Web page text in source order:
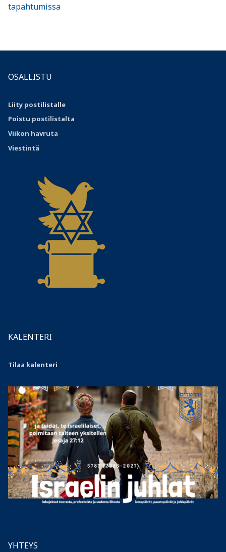
tapahtumissa
OSALLISTU
Liity postilistalle
Poistu postilistalta
Viikon havruta
Viestintä
KALENTERI
Tilaa kalenteri
YHTEYS